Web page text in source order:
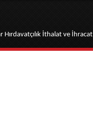
İthalat ve İhracat